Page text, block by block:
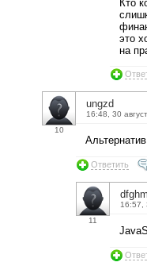
Кто
это
на
10
ungzd
16:48, 30
Ответить
11
dfghm
16:57,